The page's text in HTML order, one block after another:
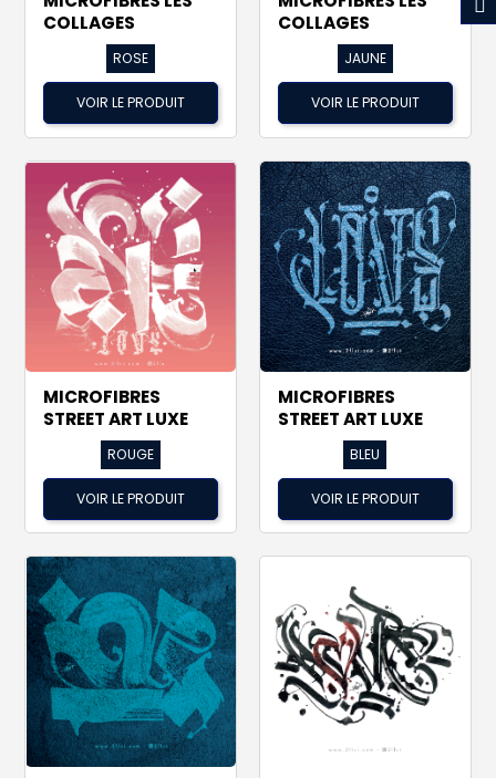
COLLAGES
ROSE
VOIR LE PRODUIT
COLLAGES
JAUNE
VOIR LE PRODUIT
MICROFIBRES
STREET ART LUXE
ROUGE
VOIR LE PRODUIT
MICROFIBRES
STREET ART LUXE
BLEU
VOIR LE PRODUIT